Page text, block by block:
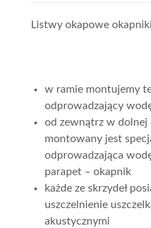
Listwy okapowe okapniki
w ramie montujemy
odprowadzający
od zewnątrz w dolnej
montowany jest
odprowadzająca
parapet – okapnik
każde ze skrzydeł
uszczelnienie
akustycznymi